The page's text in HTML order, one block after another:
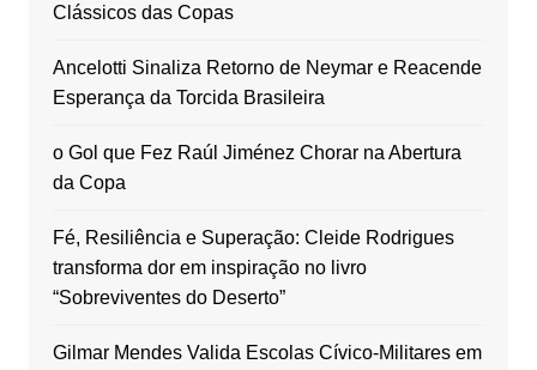
Clássicos das Copas
Ancelotti Sinaliza Retorno de Neymar e Reacende
Esperança da Torcida Brasileira
o Gol que Fez Raúl Jiménez Chorar na Abertura
da Copa
Fé, Resiliência e Superação: Cleide Rodrigues
transforma dor em inspiração no livro
“Sobreviventes do Deserto”
Gilmar Mendes Valida Escolas Cívico-Militares em